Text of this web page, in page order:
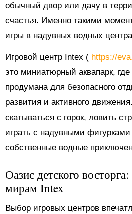
обычный двор или дачу в
счастья. Именно такими
игры в надувных водных
Игровой центр Intex ( https://
это миниатюрный аквапарк,
продумана для безопасного
развития и активного
скатываться с горок, ловить
играть с надувными
собственные водные
Оазис детского
мирам Intex
Выбор игровых центров